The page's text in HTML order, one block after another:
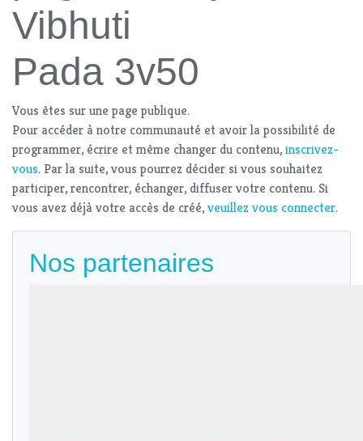
Vibhuti
Pada 3v50
Vous êtes sur une page publique.
Pour accéder à notre communauté et avoir la possibilité de
programmer, écrire et même changer du contenu,inscrivez-
vous. Par la suite, vous pourrez décider si vous souhaitez
participer, rencontrer, échanger, diffuser votre contenu. Si
vous avez déjà votre accès de créé,veuillez vous connecter.
Nos partenaires